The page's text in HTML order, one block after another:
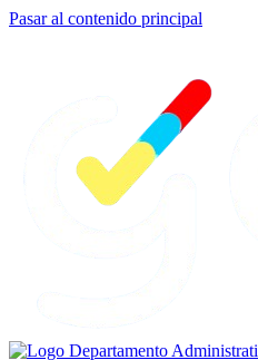
Pasar al contenido principal